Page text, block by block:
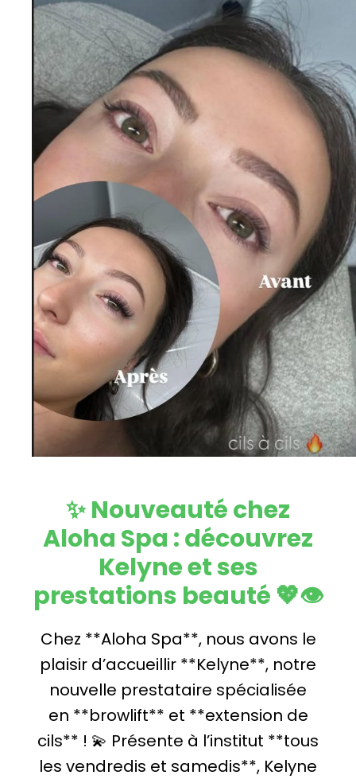
✨ Nouveauté chez
Aloha Spa : découvrez
Kelyne et ses
prestations beauté 💖👁️
Chez **Aloha Spa**, nous avons le
plaisir d’accueillir **Kelyne**, notre
nouvelle prestataire spécialisée
en **browlift** et **extension de
cils** ! 💫 Présente à l’institut **tous
les vendredis et samedis**, Kelyne